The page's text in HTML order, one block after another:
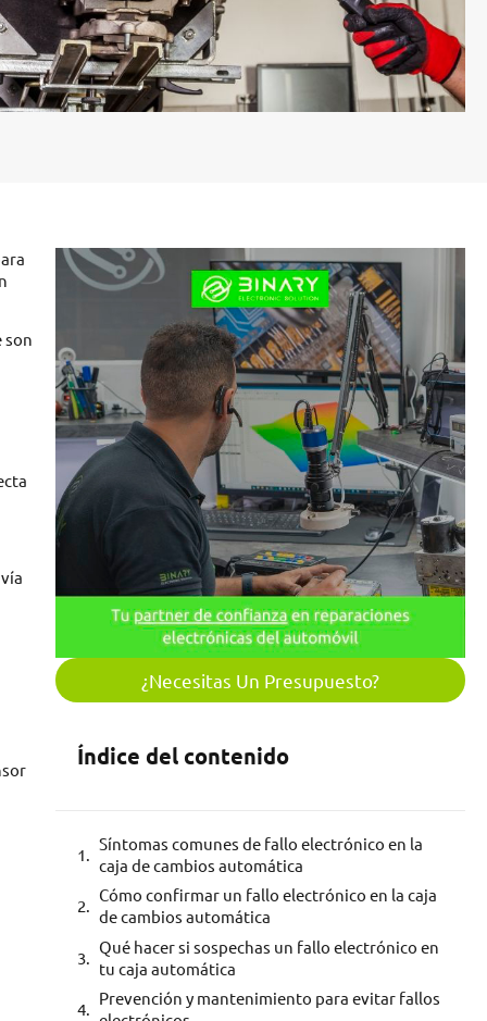
son
¿Necesitas Un Presupuesto?
Índice del contenido
Síntomas comunes de fallo electrónico en la
caja de cambios automática
Cómo confirmar un fallo electrónico en la caja
de cambios automática
Qué hacer si sospechas un fallo electrónico en
tu caja automática
Prevención y mantenimiento para evitar fallos